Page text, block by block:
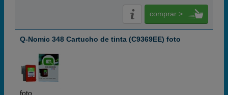
comprar >
Q-Nomic 348 Cartucho de tinta (C9369EE) foto
foto